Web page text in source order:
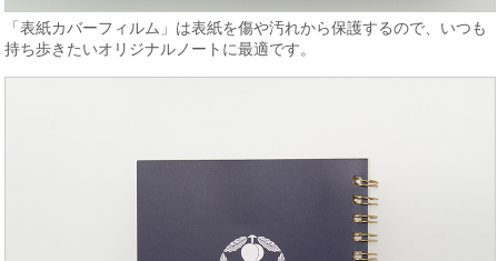
「表紙カバーフィルム」は表紙を傷や汚れから保護するので、いつも
持ち歩きたいオリジナルノートに最適です。